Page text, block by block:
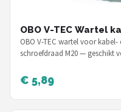
OBO V-TEC Wartel
OBO V-TEC wartel voor
schroefdraad M20 — geschikt
€ 5,89